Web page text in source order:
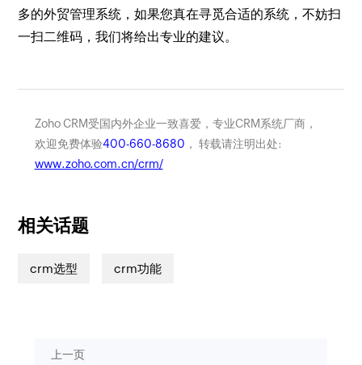
多的外贸管理系统，如果您真在寻觅合适的系统，不妨扫
一扫二维码，我们将给出专业的建议。
Zoho CRM受国内外企业一致喜爱，专业CRM系统厂商，
欢迎免费体验400-660-8680 ， 转载请注明出处:
www.zoho.com.cn/crm/
相关话题
crm选型 crm功能
上一页